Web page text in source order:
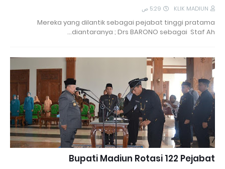
KLIK MADIUN 5:29 ص
Mereka yang dilantik sebagai pejabat tinggi pratama
diantaranya ; Drs BARONO sebagai Staf Ah…
Bupati Madiun Rotasi 122 Pejabat